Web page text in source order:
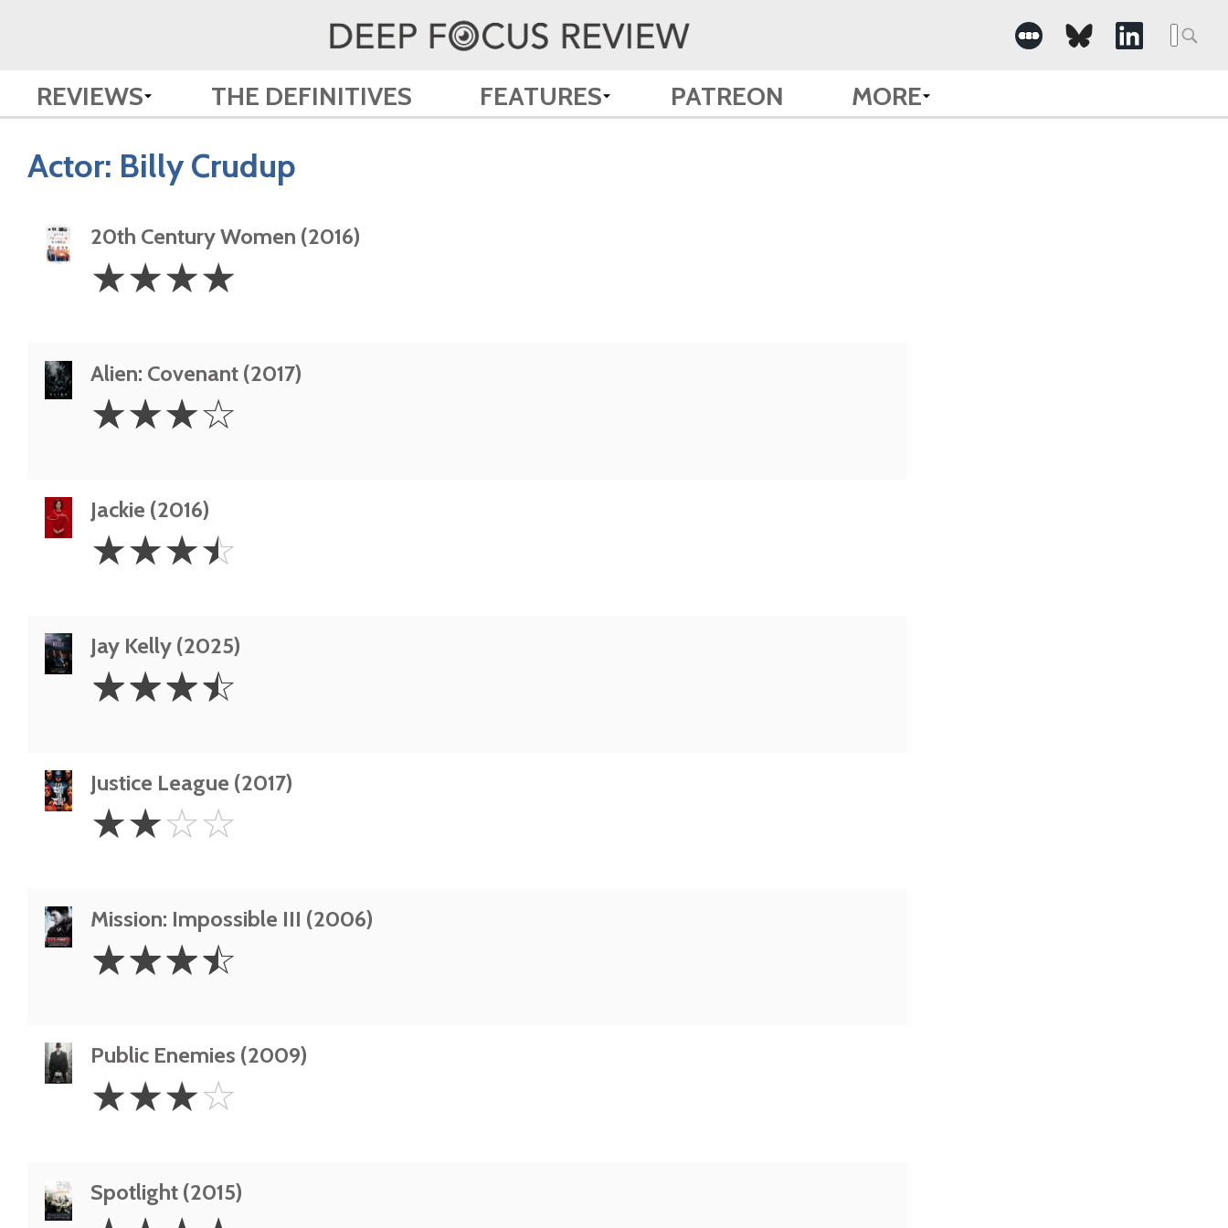
REVIEWS THE DEFINITIVES FEATURES PATREON MORE
Actor: Billy Crudup
20th Century Women (2016)
Stars
☆☆☆☆
Alien: Covenant (2017)
Stars
☆☆☆☆
Jackie (2016)
3.5
Stars
☆☆☆☆
Jay Kelly (2025)
3.5
Stars
☆☆☆☆
Justice League (2017)
Stars
☆☆☆☆
Mission: Impossible III (2006)
3.5
Stars
☆☆☆☆
Public Enemies (2009)
Stars
☆☆☆☆
Spotlight (2015)